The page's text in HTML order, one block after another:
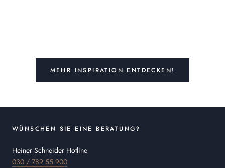
MEHR INSPIRATION ENTDECKEN!
WÜNSCHEN SIE EINE BERATUNG?
Heiner Schneider Hotline
030 / 789 55 900